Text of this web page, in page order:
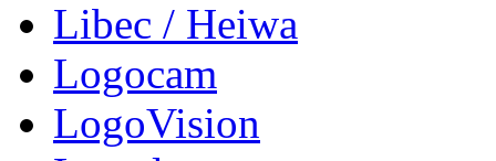
Libec / Heiwa
Logocam
LogoVision